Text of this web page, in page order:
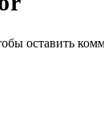
оставить